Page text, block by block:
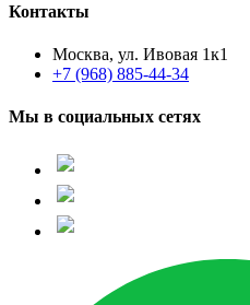
Контакты
Москва, ул. Ивовая 1к1
+7 (968) 885-44-34
Мы в социальных сетях